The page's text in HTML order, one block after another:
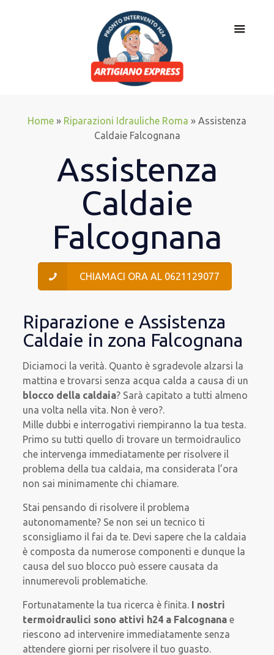
Home » Riparazioni Idrauliche Roma » Assistenza
Caldaie Falcognana
Assistenza
Caldaie
Falcognana
CHIAMACI ORA AL 0621129077
Riparazione e Assistenza
Caldaie in zona Falcognana
Diciamoci la verità. Quanto è sgradevole alzarsi la
mattina e trovarsi senza acqua calda a causa di un
blocco della caldaia? Sarà capitato a tutti almeno
una volta nella vita. Non è vero?.
Mille dubbi e interrogativi riempiranno la tua testa.
Primo su tutti quello di trovare un termoidraulico
che intervenga immediatamente per risolvere il
problema della tua caldaia, ma considerata l’ora
non sai minimamente chi chiamare.
Stai pensando di risolvere il problema
autonomamente? Se non sei un tecnico ti
sconsigliamo il fai da te. Devi sapere che la caldaia
è composta da numerose componenti e dunque la
causa del suo blocco può essere causata da
innumerevoli problematiche.
Fortunatamente la tua ricerca è finita. I nostri
termoidraulici sono attivi h24 a Falcognana e
riescono ad intervenire immediatamente senza
attendere giorni per risolvere il tuo guasto.